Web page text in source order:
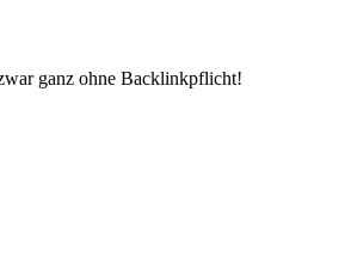
ganz ohne Backlinkpflicht!